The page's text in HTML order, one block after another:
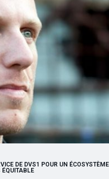
DE DVS1 POUR UN ÉCOSYSTÈME